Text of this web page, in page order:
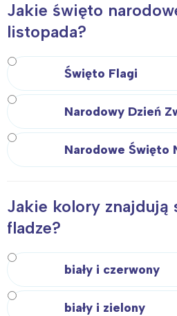
Jakie święto
listopada?
Święto Flagi
Narodowy Dzień
Narodowe Święto
Jakie kolory znajdują
fladze?
biały i czerwony
biały i zielony